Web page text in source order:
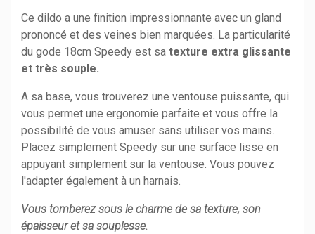
Ce dildo a une finition impressionnante avec un gland
prononcé et des veines bien marquées. La particularité
du gode 18cm Speedy est sa texture extra glissante
et très souple.
A sa base, vous trouverez une ventouse puissante, qui
vous permet une ergonomie parfaite et vous offre la
possibilité de vous amuser sans utiliser vos mains.
Placez simplement Speedy sur une surface lisse en
appuyant simplement sur la ventouse. Vous pouvez
l'adapter également à un harnais.
Vous tomberez sous le charme de sa texture, son
épaisseur et sa souplesse.